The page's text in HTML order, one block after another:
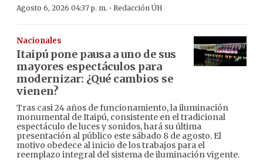
Agosto 6, 2026 04:37 p. m. · Redacción ÚH
Nacionales
Itaipú pone pausa a uno de sus
mayores espectáculos para
modernizar: ¿Qué cambios se
vienen?
Tras casi 24 años de funcionamiento, la iluminación
monumental de Itaipú, consistente en el tradicional
espectáculo de luces y sonidos, hará su última
presentación al público este sábado 8 de agosto. El
motivo obedece al inicio de los trabajos para el
reemplazo integral del sistema de iluminación vigente.